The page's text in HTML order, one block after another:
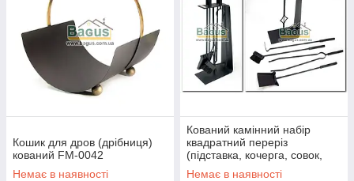
Кошик для дров (дрібниця)
кований FM-0042
Немає в наявності
Кований камінний набір
квадратний переріз
(підставка, кочерга, совок,
щітка, щипці) FM-0045
Немає в наявності